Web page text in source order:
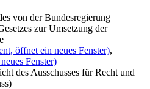
von der Bundesregierung
zur Umsetzung der
öffnet ein neues Fenster),
Fenster)
des Ausschusses für Recht und